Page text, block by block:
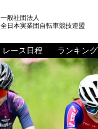
一般社団法人
全日本実業団自転車競技連盟
レース日程 ランキング